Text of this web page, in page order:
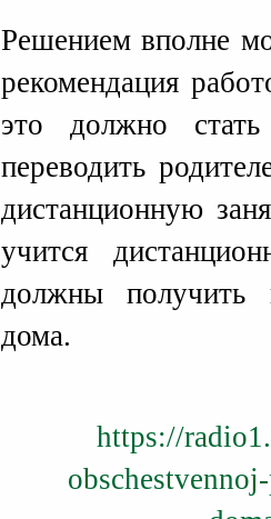
Решением вполне
рекомендация
это должно стать
переводить
дистанционную
учится
должны получить
дома.
https://